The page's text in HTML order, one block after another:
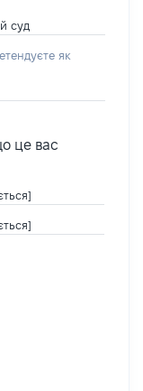
суд
як
це вас